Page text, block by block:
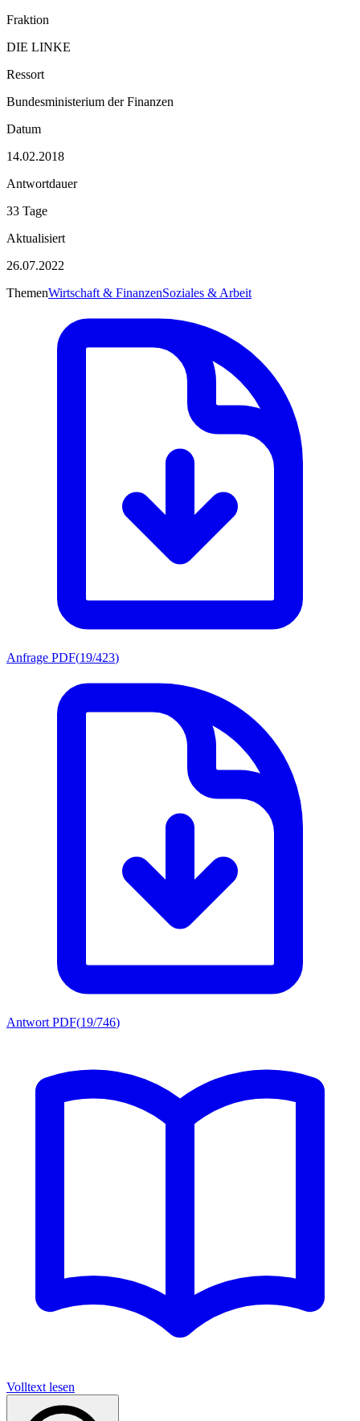
Fraktion
DIE LINKE
Ressort
Bundesministerium der Finanzen
Datum
14.02.2018
Antwortdauer
33 Tage
Aktualisiert
26.07.2022
ThemenWirtschaft & FinanzenSoziales & Arbeit
Anfrage PDF(19/423)
Antwort PDF(19/746)
Volltext lesen